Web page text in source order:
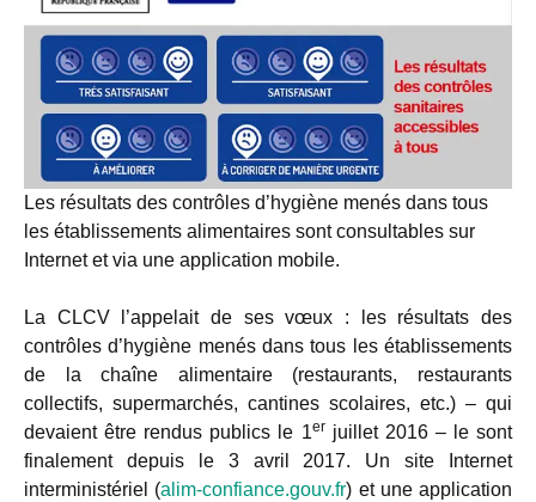
Les résultats des contrôles d’hygiène menés dans tous
les établissements alimentaires sont consultables sur
Internet et via une application mobile.
La CLCV l’appelait de ses vœux : les résultats des
contrôles d’hygiène menés dans tous les établissements
de la chaîne alimentaire (restaurants, restaurants
collectifs, supermarchés, cantines scolaires, etc.) – qui
devaient être rendus publics le 1er juillet 2016 – le sont
finalement depuis le 3 avril 2017. Un site Internet
interministériel (alim-confiance.gouv.fr) et une application